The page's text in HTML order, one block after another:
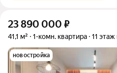
23 890 000 ₽
41,1 м² 1-комн. квартира 11 этаж
новостройка